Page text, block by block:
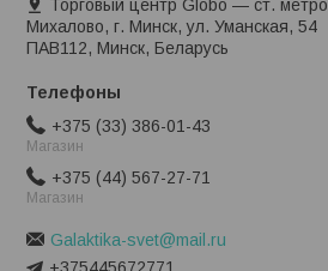
Торговый центр Globo — ст. метро
Михалово, г. Минск, ул. Уманская, 54
ПАВ112, Минск, Беларусь
+375 (33) 386-01-43
Магазин
+375 (44) 567-27-71
Магазин
Galaktika-svet@mail.ru